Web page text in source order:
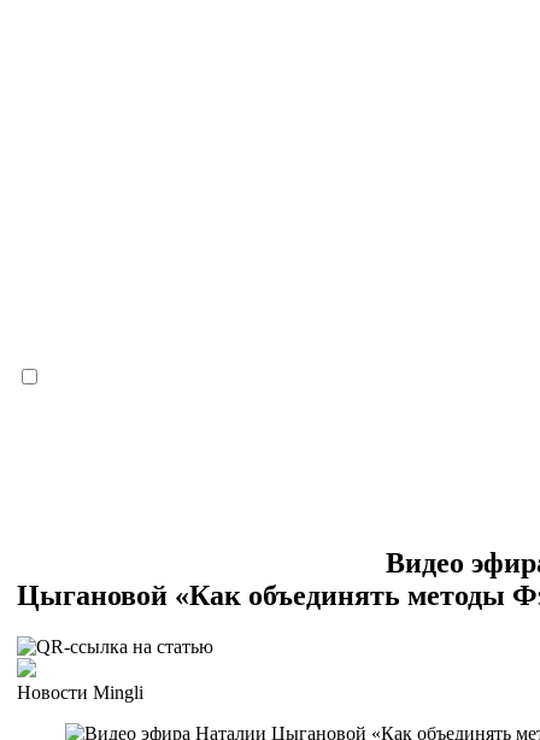
Видео
Цыгановой «Как объединять методы
Новости Mingli